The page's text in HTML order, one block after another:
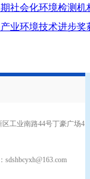
期社会化环境检测
业环境技术进步
工业南路44号丁豪广场4
sdshbcyxh@163.com